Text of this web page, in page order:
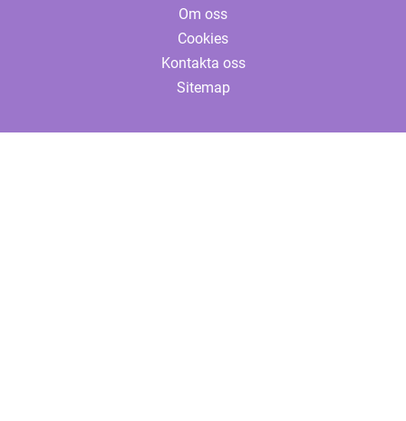
Om oss
Cookies
Kontakta oss
Sitemap